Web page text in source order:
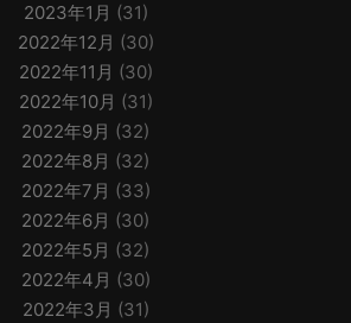
2023年1月 (31)
2022年12月 (30)
2022年11月 (30)
2022年10月 (31)
2022年9月 (32)
2022年8月 (32)
2022年7月 (33)
2022年6月 (30)
2022年5月 (32)
2022年4月 (30)
2022年3月 (31)